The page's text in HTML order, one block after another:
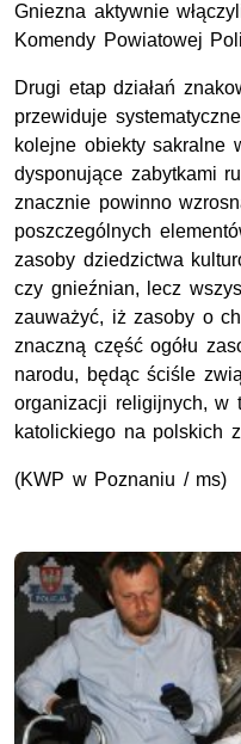
Gniezna aktywnie
Komendy Powiatowej
Drugi etap działań
przewiduje
kolejne obiekty sakralne
dysponujące zabytkami
znacznie powinno
poszczególnych
zasoby dziedzictwa
czy gnieźnian, lecz
zauważyć, iż zasoby o
znaczną część ogółu
narodu, będąc ściśle
organizacji religijnych, w
katolickiego na polskich
(KWP w Poznaniu / ms)